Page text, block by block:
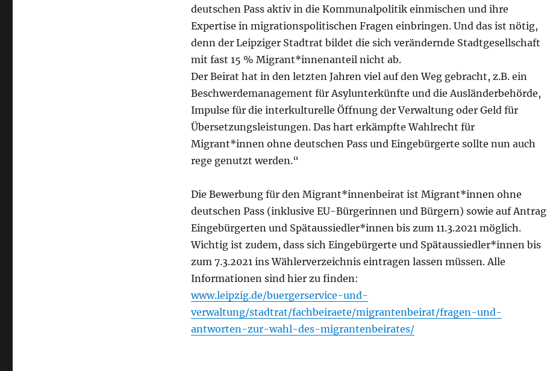
deutschen Pass aktiv in die Kommunalpolitik einmischen und ihre
Expertise in migrationspolitischen Fragen einbringen. Und das ist nötig,
denn der Leipziger Stadtrat bildet die sich verändernde Stadtgesellschaft
mit fast 15 % Migrant*innenanteil nicht ab.
Der Beirat hat in den letzten Jahren viel auf den Weg gebracht, z.B. ein
Beschwerdemanagement für Asylunterkünfte und die Ausländerbehörde,
Impulse für die interkulturelle Öffnung der Verwaltung oder Geld für
Übersetzungsleistungen. Das hart erkämpfte Wahlrecht für
Migrant*innen ohne deutschen Pass und Eingebürgerte sollte nun auch
rege genutzt werden.“
Die Bewerbung für den Migrant*innenbeirat ist Migrant*innen ohne
deutschen Pass (inklusive EU-Bürgerinnen und Bürgern) sowie auf Antrag
Eingebürgerten und Spätaussiedler*innen bis zum 11.3.2021 möglich.
Wichtig ist zudem, dass sich Eingebürgerte und Spätaussiedler*innen bis
zum 7.3.2021 ins Wählerverzeichnis eintragen lassen müssen. Alle
Informationen sind hier zu finden:
www.leipzig.de/buergerservice-und-
verwaltung/stadtrat/fachbeiraete/migrantenbeirat/fragen-und-
antworten-zur-wahl-des-migrantenbeirates/